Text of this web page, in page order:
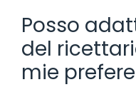
Posso
del
mie